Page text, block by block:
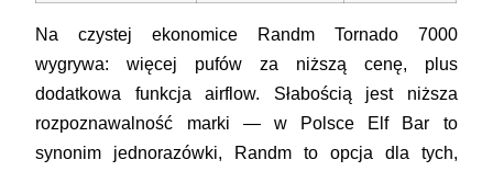
Na czystej ekonomice Randm Tornado 7000
wygrywa: więcej pufów za niższą cenę, plus
dodatkowa funkcja airflow. Słabością jest niższa
rozpoznawalność marki — w Polsce Elf Bar to
synonim jednorazówki, Randm to opcja dla tych,